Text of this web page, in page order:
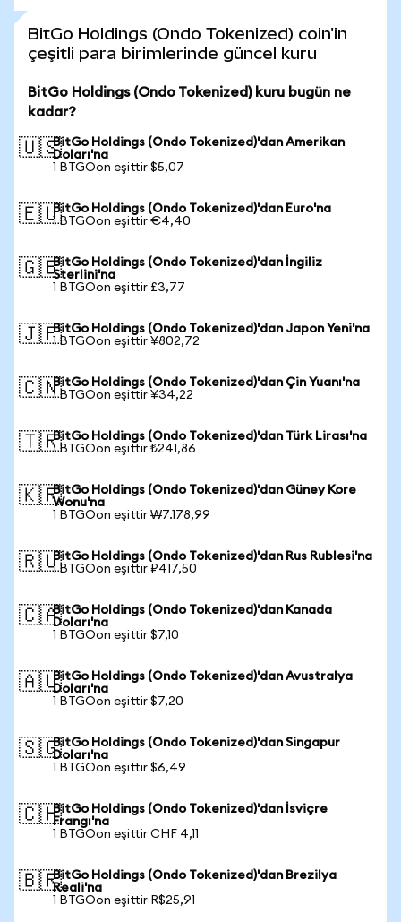
BitGo Holdings (Ondo Tokenized) coin'in
çeşitli para birimlerinde güncel kuru
BitGo Holdings (Ondo Tokenized) kuru bugün ne
kadar?
🇺🇸BitGo Holdings (Ondo Tokenized)'dan Amerikan
Doları'na
1 BTGOon eşittir $5,07
🇪🇺BitGo Holdings (Ondo Tokenized)'dan Euro'na
1 BTGOon eşittir €4,40
🇬🇧BitGo Holdings (Ondo Tokenized)'dan İngiliz
Sterlini'na
1 BTGOon eşittir £3,77
🇯🇵BitGo Holdings (Ondo Tokenized)'dan Japon Yeni'na
1 BTGOon eşittir ¥802,72
🇨🇳BitGo Holdings (Ondo Tokenized)'dan Çin Yuanı'na
1 BTGOon eşittir ¥34,22
🇹🇷BitGo Holdings (Ondo Tokenized)'dan Türk Lirası'na
1 BTGOon eşittir ₺241,86
🇰🇷BitGo Holdings (Ondo Tokenized)'dan Güney Kore
Wonu'na
1 BTGOon eşittir ₩7.178,99
🇷🇺BitGo Holdings (Ondo Tokenized)'dan Rus Rublesi'na
1 BTGOon eşittir ₽417,50
🇨🇦BitGo Holdings (Ondo Tokenized)'dan Kanada
Doları'na
1 BTGOon eşittir $7,10
🇦🇺BitGo Holdings (Ondo Tokenized)'dan Avustralya
Doları'na
1 BTGOon eşittir $7,20
🇸🇬BitGo Holdings (Ondo Tokenized)'dan Singapur
Doları'na
1 BTGOon eşittir $6,49
🇨🇭BitGo Holdings (Ondo Tokenized)'dan İsviçre
Frangı'na
1 BTGOon eşittir CHF 4,11
🇧🇷BitGo Holdings (Ondo Tokenized)'dan Brezilya
Reali'na
1 BTGOon eşittir R$25,91